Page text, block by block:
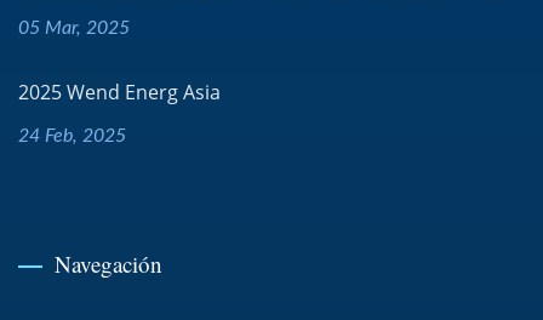
05 Mar, 2025
2025 Wend Energ Asia
24 Feb, 2025
Navegación